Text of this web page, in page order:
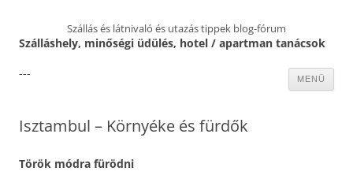
Szállás és látnivaló és utazás tippek blog-fórum
Szálláshely, minőségi üdülés, hotel / apartman tanácsok
MENÜ
---
Isztambul – Környéke és fürdők
Török módra fürödni